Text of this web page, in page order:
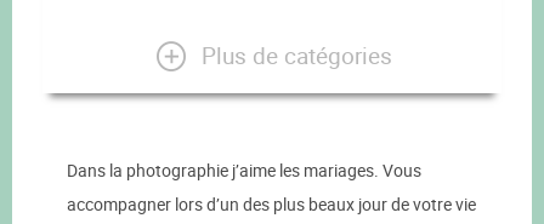
Plus de catégories
Dans la photographie j’aime les mariages. Vous
accompagner lors d’un des plus beaux jour de votre vie